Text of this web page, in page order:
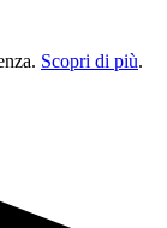
Scopri di più.